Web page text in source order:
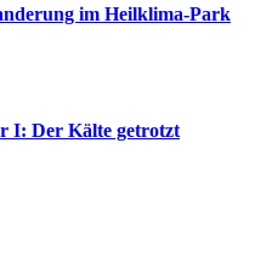
im Heilklima-Park
I: Der Kälte getrotzt